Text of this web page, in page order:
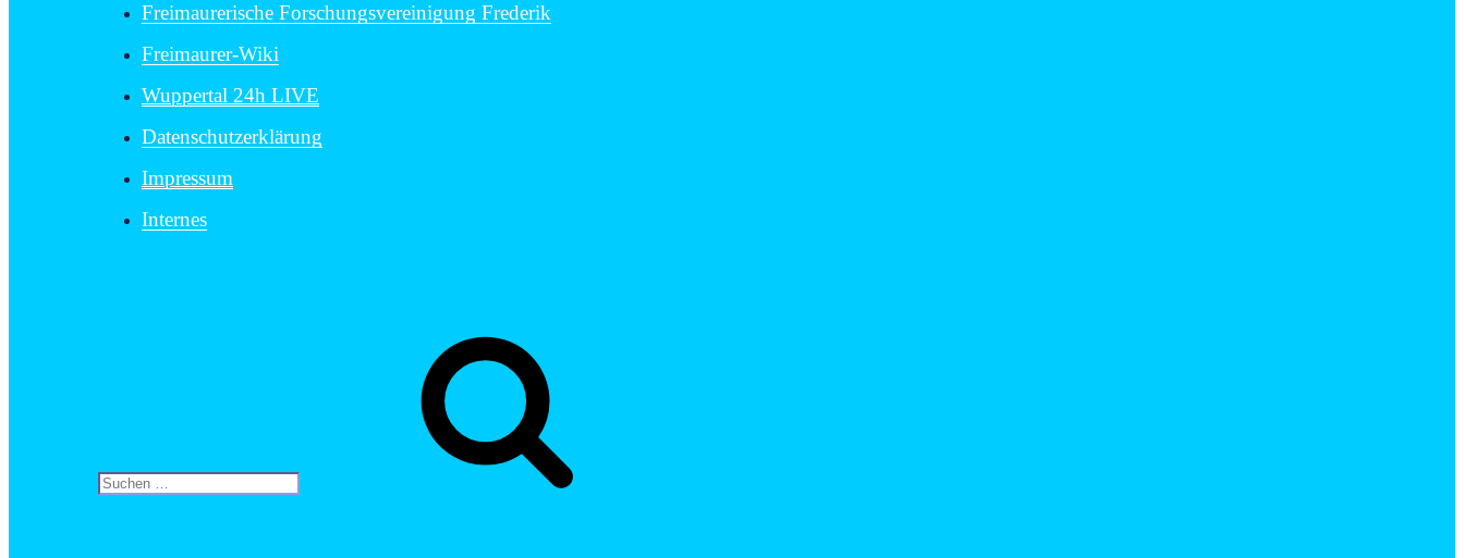
Freimaurerische Forschungsvereinigung Frederik
Freimaurer-Wiki
Wuppertal 24h LIVE
Datenschutzerklärung
Impressum
Internes